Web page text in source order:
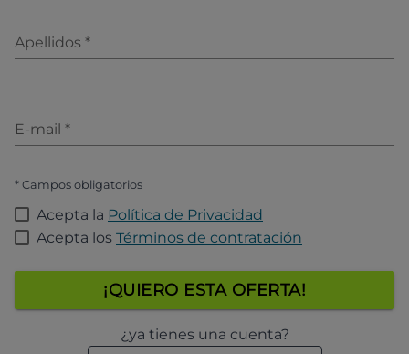
Apellidos *
E-mail *
* Campos obligatorios
Acepta la Política de Privacidad
Acepta los Términos de contratación
¡QUIERO ESTA OFERTA!
¿ya tienes una cuenta?